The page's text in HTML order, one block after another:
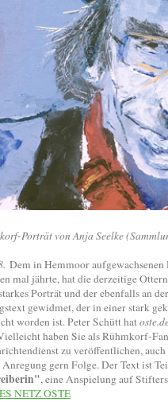
Porträt von Anja Seelke
Dem in Hemmoor
mal jährte, hat die derzeitige
Porträt und der ebenfalls an
gewidmet, der in einer stark
worden ist. Peter Schütt hat
haben Sie als Rühmkorf-
zu veröffentlichen,
gern Folge. Der Text ist
, eine Anspielung auf
NETZ OSTE